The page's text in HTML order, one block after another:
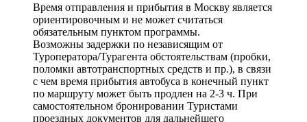
Время отправления и прибытия в Москву является
ориентировочным и не может считаться
обязательным пунктом программы.
Возможны задержки по независящим от
Туроператора/Турагента обстоятельствам (пробки,
поломки автотранспортных средств и пр.), в связи
с чем время прибытия автобуса в конечный пункт
по маршруту может быть продлен на 2-3 ч. При
самостоятельном бронировании Туристами
проездных документов для дальнейшего